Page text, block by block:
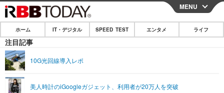
CLOSE
ホーム
IT・デジタル
SPEED TEST
MENU
ホーム IT・デジタル SPEED TEST エンタメ ライフ
注目記事
10G光回線導入レポ
美人時計のiGoogleガジェット、利用者が20万人を突破